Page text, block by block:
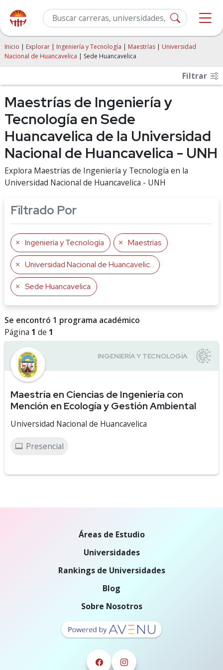
Inicio | Explorar | Ingeniería y Tecnología | Maestrías | Universidad
Nacional de Huancavelica | Sede Huancavelica
Filtrar
Maestrías de Ingeniería y
Tecnología en Sede
Huancavelica de la Universidad
Nacional de Huancavelica - UNH
Explora Maestrías de Ingeniería y Tecnología en la
Universidad Nacional de Huancavelica - UNH
Filtrado Por
Ingeniería y Tecnología Maestrías
Universidad Nacional de Huancavelica
Sede Huancavelica
Se encontró 1 programa académico
Página 1 de 1
Maestría en Ciencias de Ingeniería con
Mención en Ecología y Gestión Ambiental
Universidad Nacional de Huancavelica
Presencial
Áreas de Estudio
Universidades
Rankings de Universidades
Blog
Sobre Nosotros